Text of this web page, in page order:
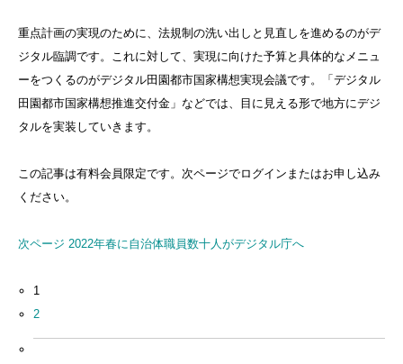
重点計画の実現のために、法規制の洗い出しと見直しを進めるのがデ
ジタル臨調です。これに対して、実現に向けた予算と具体的なメニュ
ーをつくるのがデジタル田園都市国家構想実現会議です。「デジタル
田園都市国家構想推進交付金」などでは、目に見える形で地方にデジ
タルを実装していきます。
この記事は有料会員限定です。次ページでログインまたはお申し込み
ください。
次ページ 2022年春に自治体職員数十人がデジタル庁へ
1
2